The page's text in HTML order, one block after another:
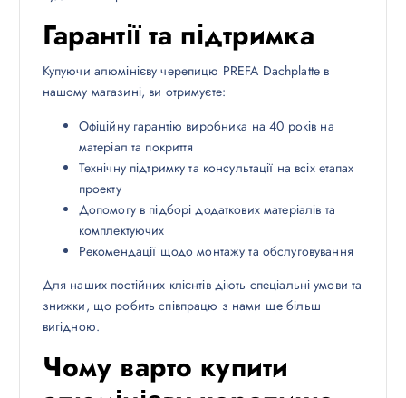
Гарантії та підтримка
Купуючи алюмінієву черепицю PREFA Dachplatte в
нашому магазині, ви отримуєте:
Офіційну гарантію виробника на 40 років на
матеріал та покриття
Технічну підтримку та консультації на всіх етапах
проекту
Допомогу в підборі додаткових матеріалів та
комплектуючих
Рекомендації щодо монтажу та обслуговування
Для наших постійних клієнтів діють спеціальні умови та
знижки, що робить співпрацю з нами ще більш
вигідною.
Чому варто купити